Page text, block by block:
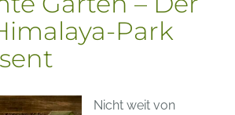
Park
Nicht weit von